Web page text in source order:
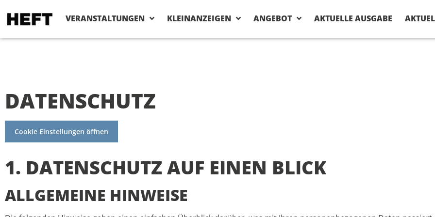
VERANSTALTUNGEN KLEINANZEIGEN ANGEBOT AKTUELLE AUSGABE
DATENSCHUTZ
Cookie Einstellungen öffnen
1. DATENSCHUTZ AUF EINEN BLICK
ALLGEMEINE HINWEISE